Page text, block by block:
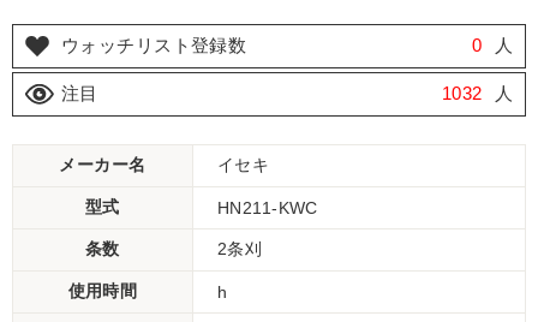
ウォッチリスト登録数 0 人
注目 1032 人
メーカー名 イセキ
型式 HN211-KWC
条数 2条刈
使用時間 h